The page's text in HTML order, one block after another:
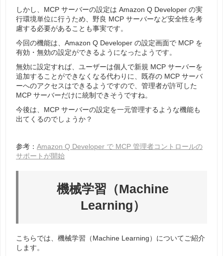
しかし、MCP サーバーの設定は Amazon Q Developer の実
行環境単位に行うため、野良 MCP サーバーなど安全性を考
慮する必要があることも事実です。
今回の機能は、Amazon Q Developer の設定画面で MCP を
有効・無効の設定ができるようになったようです。
無効に設定すれば、ユーザーは個人で新規 MCP サーバーを
追加することができなくなる代わりに、既存の MCP サーバ
ーへのアクセスはできるようですので、管理者が許可した
MCP サーバーだけに統制できそうですね。
今後は、MCP サーバーの設定を一元管理するような機能も
出てくるのでしょうか？
参考： Amazon Q Developer で MCP 管理者コントロールの
サポートが開始
機械学習（Machine
Learning）
こちらでは、機械学習（Machine Learning）についてご紹介
します。